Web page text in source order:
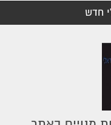
חדש